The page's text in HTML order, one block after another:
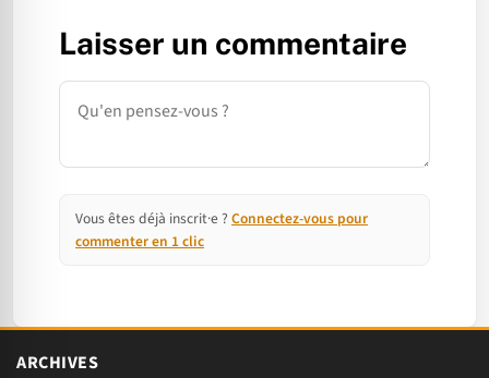
Laisser un commentaire
Commentaire
Vous êtes déjà inscrit·e ? Connectez-vous pour
commenter en 1 clic
ARCHIVES